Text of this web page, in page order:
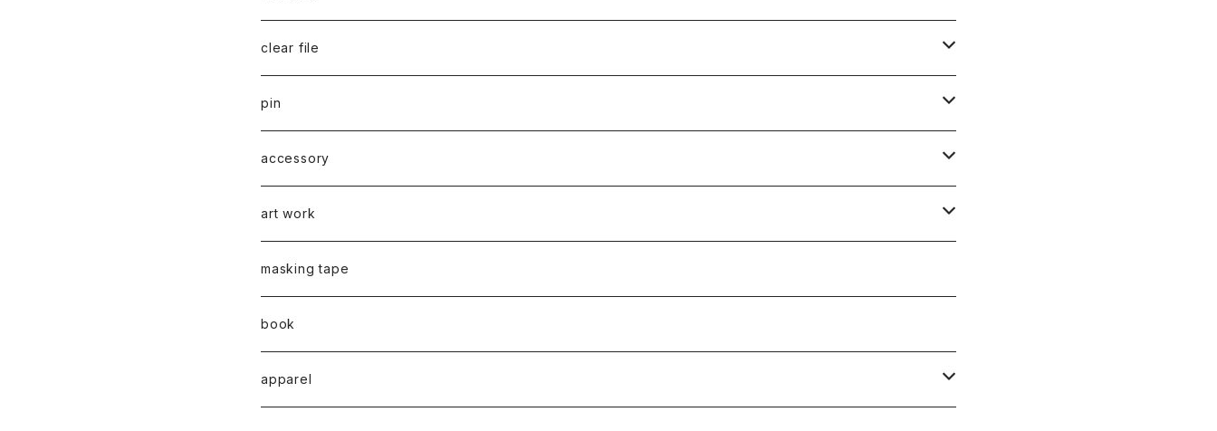
千葉真弘
川淵美帆
馬渕祐輝
牧野亮介
series 01
蛯子陽太
web限定
series 03
all complete
蛯子陽太
series 04
乾 夏樹
蛯子 陽太
2019
typeB
2020
CASUAL 横タイプ
CLASSIC 縦タイプ
2021
CLASSIC
CASUAL
2022
VERTICAL -ヴァーティカル-
Horizon -ホライゾン-
2023
VERTICAL - ヴァーティカル -
Horizon - ホライゾン -
2024
Vertical - ヴァーティカル -縦型
clear file
series 02
all complete
series 04
pin
series 01
蛯子陽太
後藤裕貴
accessory
弓山諒
ピアス
イヤリング
牧野亮介
ピアス
イヤリング
西川雄野
イヤリング
art work
蛯子陽太
猫 - cat -
犬 - dog -
白石貴喜
清尾あかり
masking tape
book
apparel